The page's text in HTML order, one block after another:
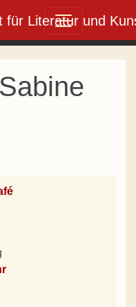
Sabine